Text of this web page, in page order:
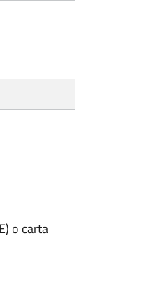
o carta